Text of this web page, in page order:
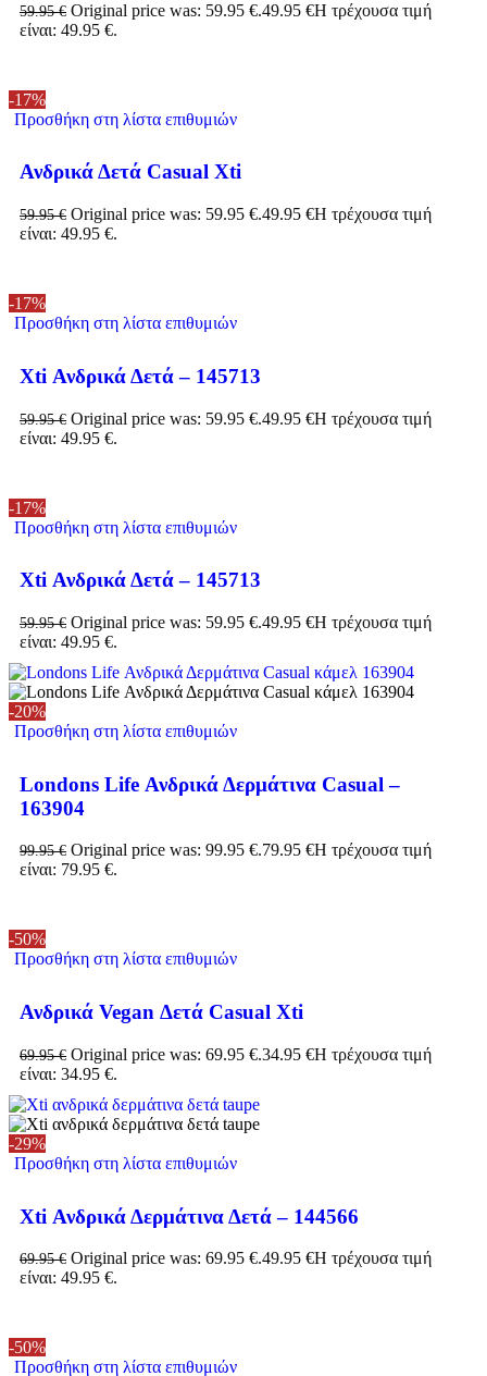
59.95€ Original price was: 59.95 €.49.95 €Η τρέχουσα τιμή
είναι: 49.95 €.
-17%
Προσθήκη στη λίστα επιθυμιών
Ανδρικά Δετά Casual Xti
59.95€ Original price was: 59.95 €.49.95 €Η τρέχουσα τιμή
είναι: 49.95 €.
-17%
Προσθήκη στη λίστα επιθυμιών
Χti Ανδρικά Δετά – 145713
59.95€ Original price was: 59.95 €.49.95 €Η τρέχουσα τιμή
είναι: 49.95 €.
-17%
Προσθήκη στη λίστα επιθυμιών
Χti Ανδρικά Δετά – 145713
59.95€ Original price was: 59.95 €.49.95 €Η τρέχουσα τιμή
είναι: 49.95 €.
-20%
Προσθήκη στη λίστα επιθυμιών
Londons Life Ανδρικά Δερμάτινα Casual –
163904
99.95€ Original price was: 99.95 €.79.95 €Η τρέχουσα τιμή
είναι: 79.95 €.
-50%
Προσθήκη στη λίστα επιθυμιών
Ανδρικά Vegan Δετά Casual Xti
69.95€ Original price was: 69.95 €.34.95 €Η τρέχουσα τιμή
είναι: 34.95 €.
-29%
Προσθήκη στη λίστα επιθυμιών
Xti Ανδρικά Δερμάτινα Δετά – 144566
69.95€ Original price was: 69.95 €.49.95 €Η τρέχουσα τιμή
είναι: 49.95 €.
-50%
Προσθήκη στη λίστα επιθυμιών